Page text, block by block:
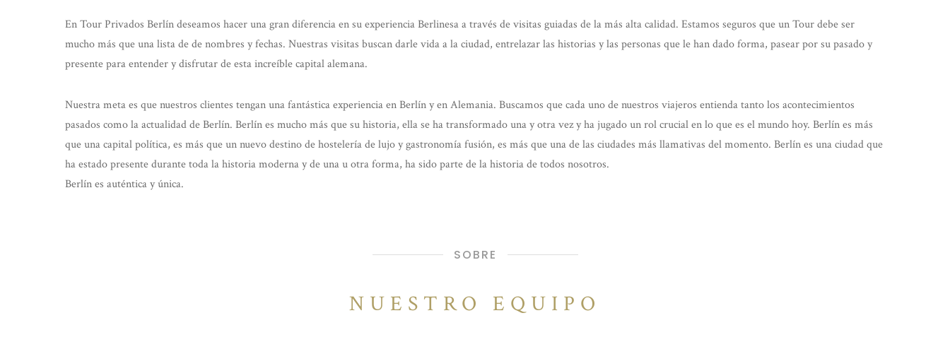
En Tour Privados Berlín deseamos hacer una gran diferencia en su experiencia Berlinesa a través de visitas guiadas de la más alta calidad. Estamos seguros que un Tour debe ser
mucho más que una lista de de nombres y fechas. Nuestras visitas buscan darle vida a la ciudad, entrelazar las historias y las personas que le han dado forma, pasear por su pasado y
presente para entender y disfrutar de esta increíble capital alemana.
Nuestra meta es que nuestros clientes tengan una fantástica experiencia en Berlín y en Alemania. Buscamos que cada uno de nuestros viajeros entienda tanto los acontecimientos
pasados como la actualidad de Berlín. Berlín es mucho más que su historia, ella se ha transformado una y otra vez y ha jugado un rol crucial en lo que es el mundo hoy. Berlín es más
que una capital política, es más que un nuevo destino de hostelería de lujo y gastronomía fusión, es más que una de las ciudades más llamativas del momento. Berlín es una ciudad que
ha estado presente durante toda la historia moderna y de una u otra forma, ha sido parte de la historia de todos nosotros.
Berlín es auténtica y única.
SOBRE
NUESTRO EQUIPO